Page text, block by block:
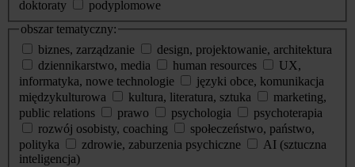
doktoraty
podyplomowe
obszar tematyczny:
biznes, zarządzanie
design, projektowanie, architektura
dziennikarstwo, media
human resources
UX,
informatyka, nowe technologie
języki obce, komunikacja
międzykulturowa
kultura, literatura, sztuka
marketing,
public relations
prawo psychologia
psychoterapia
rozwój osobisty, coaching
społeczeństwo, państwo,
polityka
zdrowie, zaburzenia psychiczne
AI (sztuczna
inteligencja)